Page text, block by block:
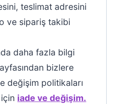
teslimat adresini
ve sipariş takibi
daha fazla bilgi
bizlere
değişim politikaları
iade ve değişim.